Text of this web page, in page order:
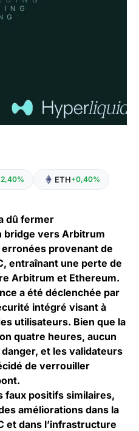
ETH+0,40%
dû fermer
bridge vers Arbitrum
provenant de
entraînant une perte de
Arbitrum et Ethereum.
a été déclenchée par
intégré visant à
utilisateurs. Bien que la
quatre heures, aucun
danger, et les validateurs
de verrouiller
faux positifs similaires,
améliorations dans la
et dans l’infrastructure